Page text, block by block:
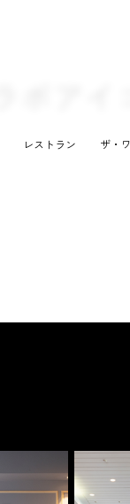
レストラン ザ・